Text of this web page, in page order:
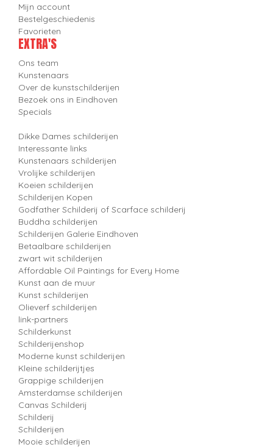
Mijn account
Bestelgeschiedenis
Favorieten
EXTRA'S
Ons team
Kunstenaars
Over de kunstschilderijen
Bezoek ons in Eindhoven
Specials
Dikke Dames schilderijen
Interessante links
Kunstenaars schilderijen
Vrolijke schilderijen
Koeien schilderijen
Schilderijen Kopen
Godfather Schilderij of Scarface schilderij
Buddha schilderijen
Schilderijen Galerie Eindhoven
Betaalbare schilderijen
zwart wit schilderijen
Affordable Oil Paintings for Every Home
Kunst aan de muur
Kunst schilderijen
Olieverf schilderijen
link-partners
Schilderkunst
Schilderijenshop
Moderne kunst schilderijen
Kleine schilderijtjes
Grappige schilderijen
Amsterdamse schilderijen
Canvas Schilderij
Schilderij
Schilderijen
Mooie schilderijen